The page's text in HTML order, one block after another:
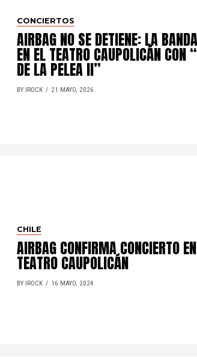
CONCIERTOS
AIRBAG NO SE DETIENE: LA
EN EL TEATRO CAUPOLICÁN CON
DE LA PELEA II”
BY IROCK 21 MAYO, 2026
CHILE
AIRBAG CONFIRMA CONCIERTO
TEATRO CAUPOLICÁN
BY IROCK 16 MAYO, 2024